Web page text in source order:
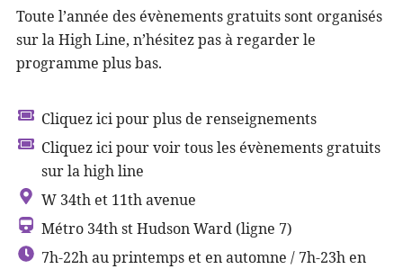
Toute l’année des évènements gratuits sont organisés
sur la High Line, n’hésitez pas à regarder le
programme plus bas.
Cliquez ici pour plus de renseignements
Cliquez ici pour voir tous les évènements gratuits
sur la high line
W 34th et 11th avenue
Métro 34th st Hudson Ward (ligne 7)
7h-22h au printemps et en automne / 7h-23h en